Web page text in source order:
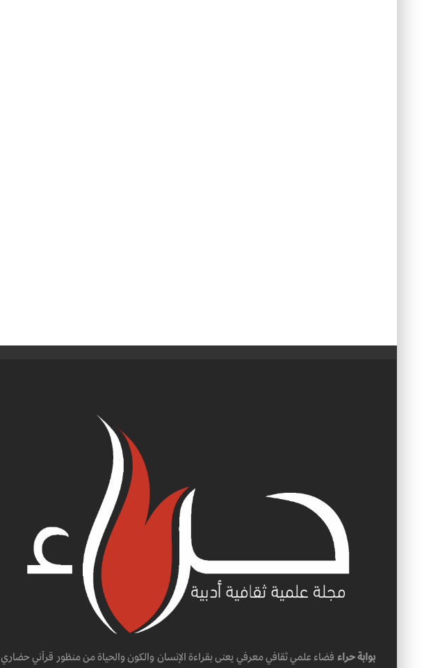
بوابة حراء فضاء علمي ثقافي معرفي يعنى بقراءة الإنسان والكون والحياة من منظور قرآني حضاري